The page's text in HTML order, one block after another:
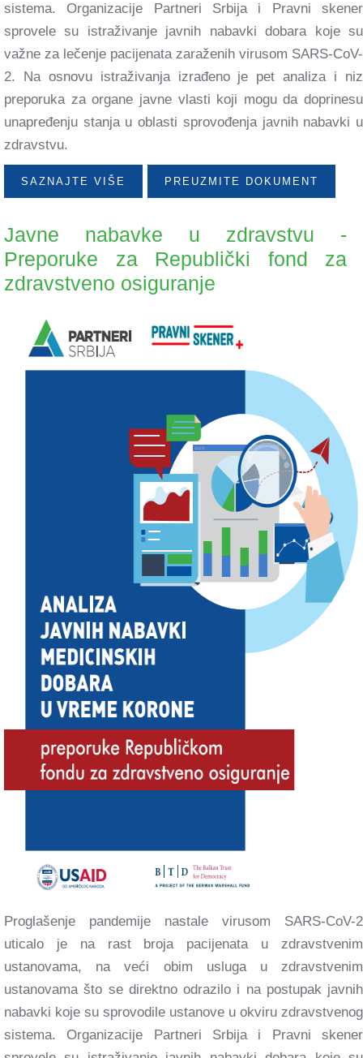
sistema. Organizacije Partneri Srbija i Pravni skener
sprovele su istraživanje javnih nabavki dobara koje su
važne za lečenje pacijenata zaraženih virusom SARS-CoV-
2. Na osnovu istraživanja izrađeno je pet analiza i niz
preporuka za organe javne vlasti koji mogu da doprinesu
unapređenju stanja u oblasti sprovođenja javnih nabavki u
zdravstvu.
SAZNAJTE VIŠE PREUZMITE DOKUMENT
Javne nabavke u zdravstvu -
Preporuke za Republički fond za
zdravstveno osiguranje
Proglašenje pandemije nastale virusom SARS-CoV-2
uticalo je na rast broja pacijenata u zdravstvenim
ustanovama, na veći obim usluga u zdravstvenim
ustanovama što se direktno odrazilo i na postupak javnih
nabavki koje su sprovodile ustanove u okviru zdravstvenog
sistema. Organizacije Partneri Srbija i Pravni skener